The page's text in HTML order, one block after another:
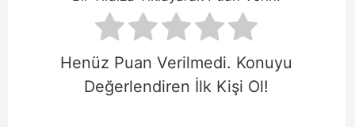
Henüz Puan Verilmedi. Konuyu
Değerlendiren İlk Kişi Ol!